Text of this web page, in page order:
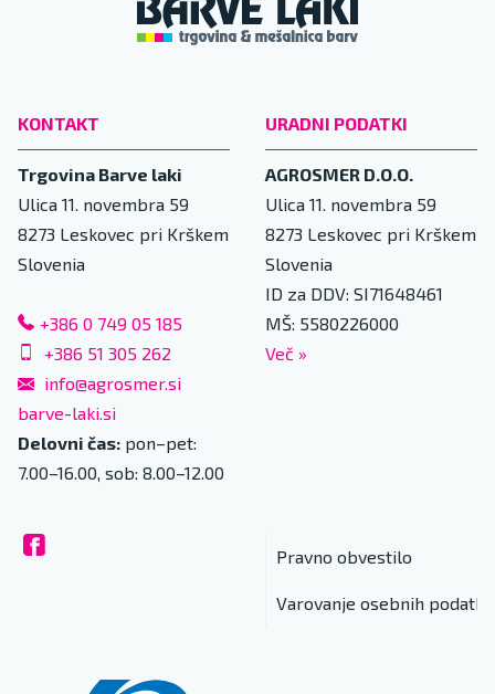
KONTAKT
Trgovina Barve laki
Ulica 11. novembra 59
8273 Leskovec pri Krškem
Slovenia
+386 0 749 05 185
+386 51 305 262
info@agrosmer.si
barve-laki.si
Delovni čas: pon–pet:
7.00–16.00, sob: 8.00–12.00
URADNI PODATKI
AGROSMER D.O.O.
Ulica 11. novembra 59
8273 Leskovec pri Krškem
Slovenia
ID za DDV: SI71648461
MŠ: 5580226000
Več »
Pravno obvestilo
Varovanje osebnih